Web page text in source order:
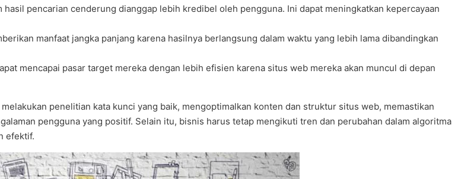
pencarian cenderung dianggap lebih kredibel oleh pengguna. Ini dapat meningkatkan kepercayaan
manfaat jangka panjang karena hasilnya berlangsung dalam waktu yang lebih lama dibandingkan
mencapai pasar target mereka dengan lebih efisien karena situs web mereka akan muncul di depan
penelitian kata kunci yang baik, mengoptimalkan konten dan struktur situs web, memastikan
pengguna yang positif. Selain itu, bisnis harus tetap mengikuti tren dan perubahan dalam algoritma
efektif.